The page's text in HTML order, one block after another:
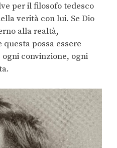
per il filosofo tedesco
verità con lui. Se Dio
alla realtà,
questa possa essere
convinzione, ogni